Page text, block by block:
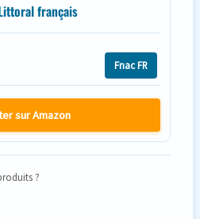
français
Fnac FR
sur Amazon
?